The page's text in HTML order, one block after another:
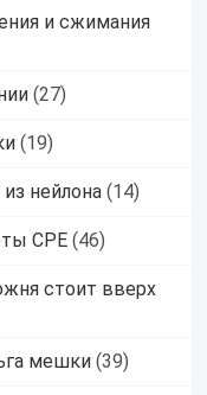
и сжимания
(27)
(19)
нейлона (14)
CPE (46)
стоит вверх
мешки (39)